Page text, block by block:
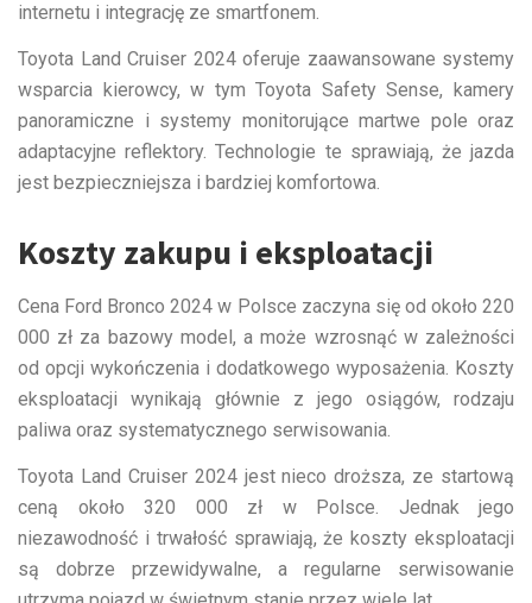
internetu i integrację ze smartfonem.
Toyota Land Cruiser 2024 oferuje zaawansowane systemy
wsparcia kierowcy, w tym Toyota Safety Sense, kamery
panoramiczne i systemy monitorujące martwe pole oraz
adaptacyjne reflektory. Technologie te sprawiają, że jazda
jest bezpieczniejsza i bardziej komfortowa.
Koszty zakupu i eksploatacji
Cena Ford Bronco 2024 w Polsce zaczyna się od około 220
000 zł za bazowy model, a może wzrosnąć w zależności
od opcji wykończenia i dodatkowego wyposażenia. Koszty
eksploatacji wynikają głównie z jego osiągów, rodzaju
paliwa oraz systematycznego serwisowania.
Toyota Land Cruiser 2024 jest nieco droższa, ze startową
ceną około 320 000 zł w Polsce. Jednak jego
niezawodność i trwałość sprawiają, że koszty eksploatacji
są dobrze przewidywalne, a regularne serwisowanie